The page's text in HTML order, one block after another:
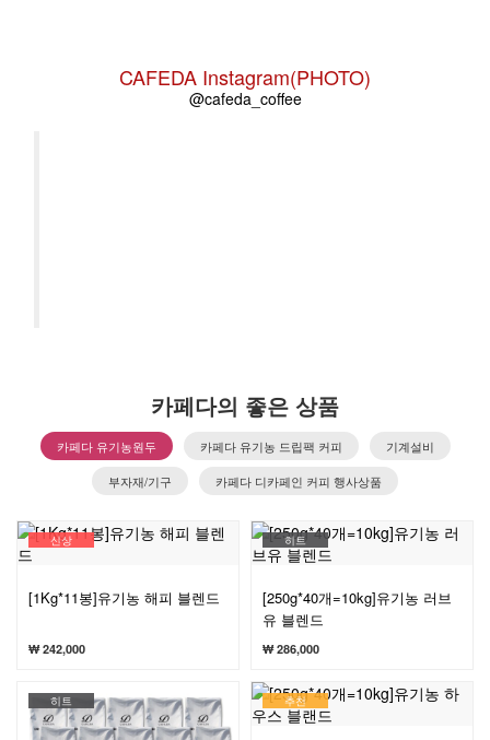
CAFEDA Instagram(PHOTO)
@cafeda_coffee
카페다의 좋은 상품
카페다 유기농원두 카페다 유기농 드립팩 커피
기계설비
부자재/기구
카페다 디카페인 커피 행사상품
신상
[1Kg*11봉]유기농 해피 블렌드
₩ 242,000
히트
[250g*40개=10kg]유기농 러브
유 블렌드
₩ 286,000
히트 추천